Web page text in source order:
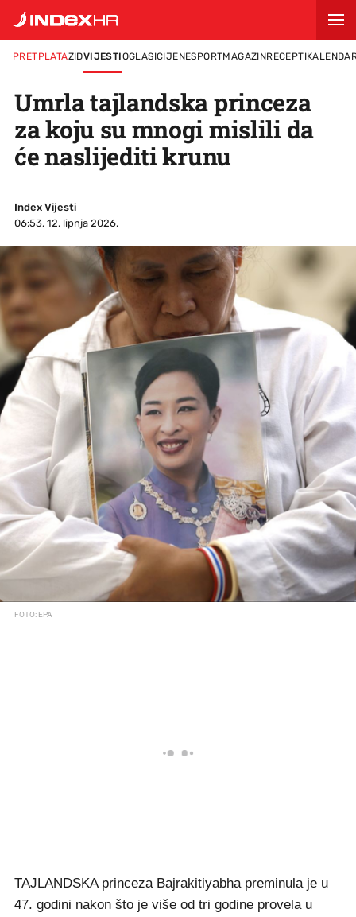
PRETPLATAZIDVIJESTIOGLASICIJENESPORTMAGAZINRECEPTI
Umrla tajlandska princeza
za koju su mnogi mislili da
će naslijediti krunu
Index Vijesti
06:53, 12. lipnja 2026.
FOTO: EPA
TAJLANDSKA princeza Bajrakitiyabha preminula je u
47. godini nakon što je više od tri godine provela u